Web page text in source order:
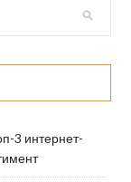
3 интернет-